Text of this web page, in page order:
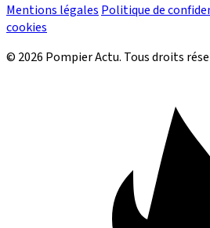
Mentions légales Politique de
cookies
© 2026 Pompier Actu. Tous droits